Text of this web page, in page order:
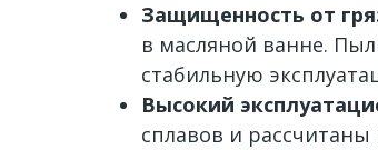
Защищенность от
в масляной ванне.
стабильную
Высокий
сплавов и